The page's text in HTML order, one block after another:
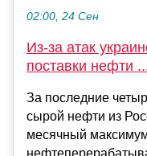
02:00, 24 Сен
Из-за атак
поставки нефти
За последние
сырой нефти из
месячный